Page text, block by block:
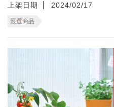
上架日期 2024/02/17
嚴選商品